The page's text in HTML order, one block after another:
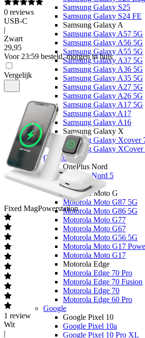
Samsung Galaxy S25
Samsung Galaxy S24 FE
Samsung Galaxy A
Samsung Galaxy A57 5G
Samsung Galaxy A56 5G
Samsung Galaxy A55 5G
Samsung Galaxy A37 5G
Samsung Galaxy A36 5G
Samsung Galaxy A35 5G
Samsung Galaxy A27 5G
Samsung Galaxy A26 5G
Samsung Galaxy A17 5G
Samsung Galaxy A17
Samsung Galaxy A16
Samsung Galaxy X
Samsung Galaxy Xcover
Samsung Galaxy XCover
OnePlus
OnePlus Nord
OnePlus Nord 5
Motorola
Motorola Moto G
Motorola Moto G87 5G
Motorola Moto G86 5G
Motorola Moto G77
Motorola Moto G67
Motorola Moto G56 5G
Motorola Moto G17
Motorola Moto G17
Motorola Edge
Motorola Edge 70 Pro
Motorola Edge 70 Fusion
Motorola Edge 70
Motorola Edge 60 Pro
Google
Google Pixel 10
Google Pixel 10a
Google Pixel 10 Pro XL
0 reviews
USB-C
|
Zwart
29,95
Voor 23:59 besteld, morgen in huis
Vergelijk
Fixed MagPowerstation
1 review
Wit
|